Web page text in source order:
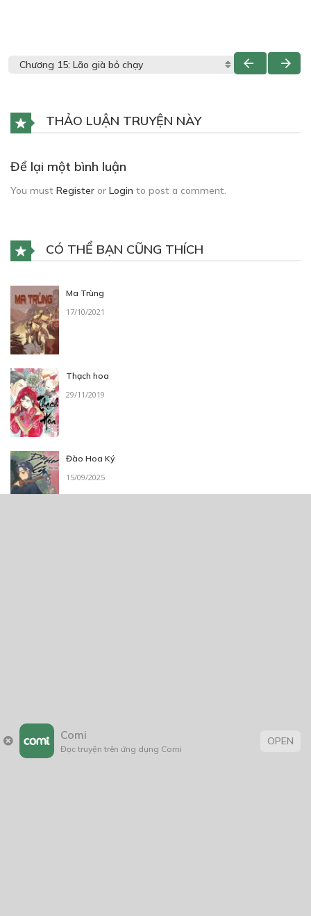
THẢO LUẬN TRUYỆN NÀY
Để lại một bình luận
You must Register or Login to post a comment.
CÓ THỂ BẠN CŨNG THÍCH
Ma Trùng
17/10/2021
Thạch hoa
29/11/2019
Đào Hoa Ký
15/09/2025
Comi
Đọc truyện trên ứng dụng Comi
OPEN